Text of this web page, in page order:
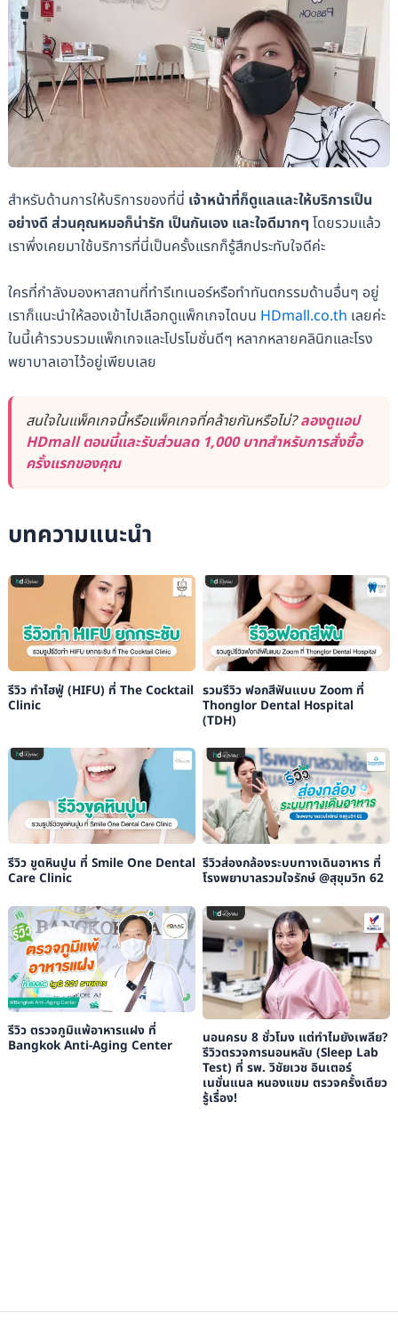
สำหรับด้านการให้บริการของที่นี่ เจ้าหน้าที่ก็ดูแลและให้บริการเป็น
อย่างดี ส่วนคุณหมอก็น่ารัก เป็นกันเอง และใจดีมากๆ โดยรวมแล้ว
เราพึ่งเคยมาใช้บริการที่นี่เป็นครั้งแรกก็รู้สึกประทับใจดีค่ะ
ใครที่กำลังมองหาสถานที่ทำรีเทเนอร์หรือทำทันตกรรมด้านอื่นๆ อยู่
เราก็แนะนำให้ลองเข้าไปเลือกดูแพ็กเกจไดบน HDmall.co.th เลยค่ะ
ในนี้เค้ารวบรวมแพ็กเกจและโปรโมชั่นดีๆ หลากหลายคลินิกและโรง
พยาบาลเอาไว้อยู่เพียบเลย
สนใจในแพ็คเกจนี้หรือแพ็คเกจที่คล้ายกันหรือไม่?ลองดูแอป
HDmall ตอนนี้และรับส่วนลด 1,000 บาทสำหรับการสั่งซื้อ
ครั้งแรกของคุณ
บทความแนะนำ
รีวิว ทำไฮฟู่ (HIFU) ที่ The Cocktail
Clinic
รวมรีวิว ฟอกสีฟันแบบ Zoom ที่
Thonglor Dental Hospital
(TDH)
รีวิว ขูดหินปูน ที่ Smile One Dental
Care Clinic
รีวิวส่องกล้องระบบทางเดินอาหาร ที่
โรงพยาบาลรวมใจรักษ์ @สุขุมวิท 62
รีวิว ตรวจภูมิแพ้อาหารแฝง ที่
Bangkok Anti-Aging Center
นอนครบ 8 ชั่วโมง แต่ทำไมยังเพลีย?
รีวิวตรวจการนอนหลับ (Sleep Lab
Test) ที่ รพ. วิชัยเวช อินเตอร์
เนชั่นแนล หนองแขม ตรวจครั้งเดียว
รู้เรื่อง!